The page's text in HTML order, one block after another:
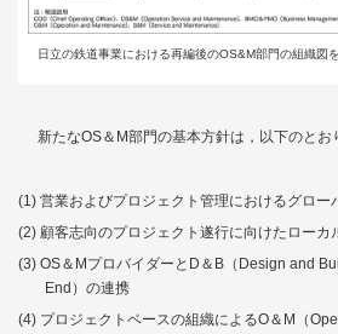
日立の鉄道事業における再編後のOS&M部門の組織図を
新たなOS＆M部門の基本方針は，以下のとお
営業およびプロジェクト管理におけるグロー
顧客志向のプロジェクト遂行に向けたローカ
OS＆MプロバイダーとD＆B（Design and
End）の連携
プロジェクトベースの組織によるO＆M（